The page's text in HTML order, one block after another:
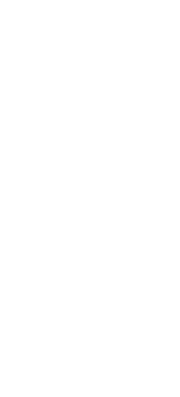
gracias a un triple de
El tercer cuarto se
ambos equipos jugando a
Baskonia, más sólido,
El último cuarto arrancó
algo de aire con un
Luka Bozic, el jugador
que devolvieron la ventaja
valoración, bien
El equipo granadino llegó
varias oportunidades de
decisivos fue castigada
igualado, Zach Hankins
la acción posterior,
encuentro, forzó una